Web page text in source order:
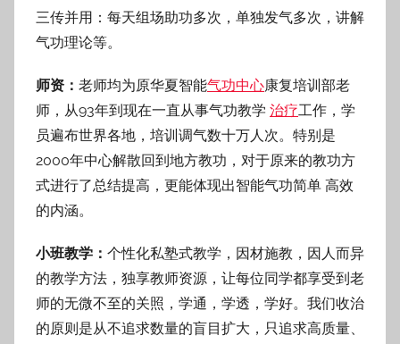
三传并用：每天组场助功多次，单独发气多次，讲解
气功理论等。
师资： 老师均为原华夏智能气功中心康复培训部老
师，从93年到现在一直从事气功教学 治疗工作，学
员遍布世界各地，培训调气数十万人次。特别是
2000年中心解散回到地方教功，对于原来的教功方
式进行了总结提高，更能体现出智能气功简单 高效
的内涵。
小班教学： 个性化私塾式教学，因材施教，因人而异
的教学方法，独享教师资源，让每位同学都享受到老
师的无微不至的关照，学通，学透，学好。我们收治
的原则是从不追求数量的盲目扩大，只追求高质量、